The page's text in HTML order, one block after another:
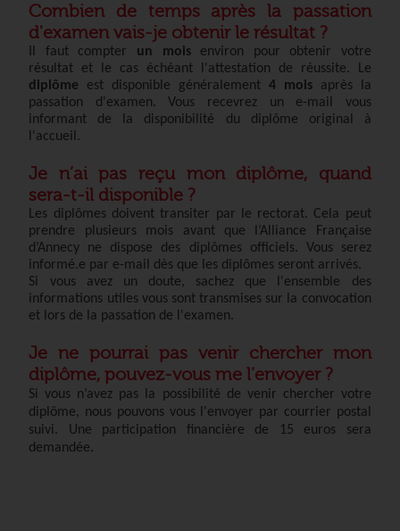
Combien de temps après la passation
d'examen vais-je obtenir le résultat ?
Il faut compter un moisenviron pour obtenir votre
résultat et le cas échéant l'attestation de réussite. Le
diplôme est disponible généralement 4 moisaprès la
passation d'examen. Vous recevrez un e-mail vous
informant de la disponibilité du diplôme original à
l'accueil.
Je n’ai pas reçu mon diplôme, quand
sera-t-il disponible ?
Les diplômes doivent transiter par le rectorat. Cela peut
prendre plusieurs mois avant que l’Alliance Française
d’Annecy ne dispose des diplômes officiels. Vous serez
informé.e par e-mail dès que les diplômes seront arrivés.
Si vous avez un doute, sachez que l'ensemble des
informations utiles vous sont transmises sur la convocation
et lors de la passation de l'examen.
Je ne pourrai pas venir chercher mon
diplôme, pouvez-vous me l’envoyer ?
Si vous n’avez pas la possibilité de venir chercher votre
diplôme, nous pouvons vous l'envoyer par courrier postal
suivi. Une participation financière de 15 euros sera
demandée.